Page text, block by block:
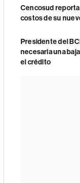
Cencosud
costos de su
Presidente del
necesaria una
el crédito